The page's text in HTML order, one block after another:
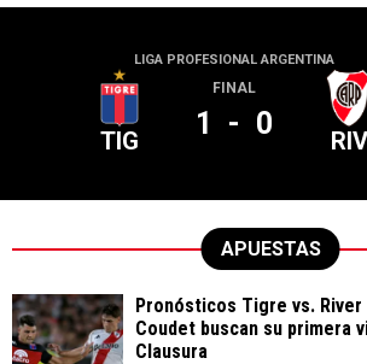
LIGA PROFESIONAL ARGENTINA
TIG
FINAL
1 - 0 RIV
APUESTAS
Pronósticos Tigre vs.
Coudet buscan su primera
Clausura